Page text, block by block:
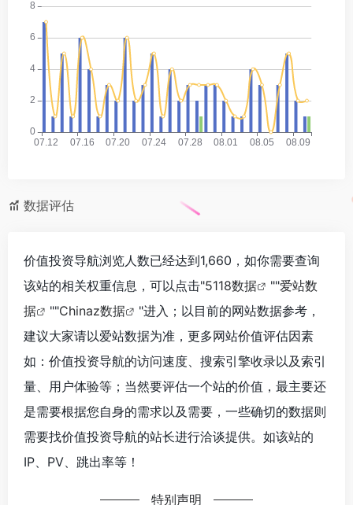
数据评估
价值投资导航浏览人数已经达到1,660，如你需要查询
该站的相关权重信息，可以点击"5118数据 ""爱站数
据
""Chinaz数据
"进入；以目前的网站数据参考，
建议大家请以爱站数据为准，更多网站价值评估因素
如：价值投资导航的访问速度、搜索引擎收录以及索引
量、用户体验等；当然要评估一个站的价值，最主要还
是需要根据您自身的需求以及需要，一些确切的数据则
需要找价值投资导航的站长进行洽谈提供。如该站的
IP、PV、跳出率等！
特别声明